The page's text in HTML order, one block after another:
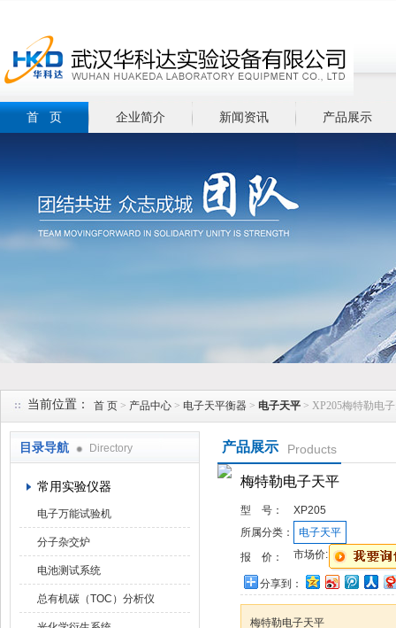
首 页 企业简介 新闻资讯 产品展示
当前位置： 首 页 > 产品中心 > 电子天平衡器 > 电子天平 > XP205梅特勒电
目录导航 Directory
常用实验仪器
电子万能试验机
分子杂交炉
电池测试系统
总有机碳（TOC）分析仪
产品展示 Products
梅特勒电子天平
型 号：
XP205
所属分类：
电子天平
报 价：
市场价:
分享到：
梅特勒电子天平